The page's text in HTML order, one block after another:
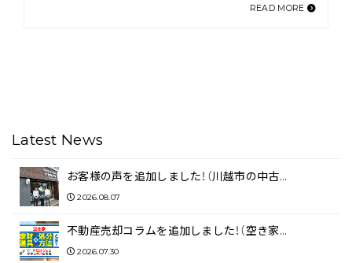
READ MORE
Latest News
お客様の声を追加しました！（川越市の中古…
2026.08.07
不動産売却コラムを追加しました！（空き家…
2026.07.30